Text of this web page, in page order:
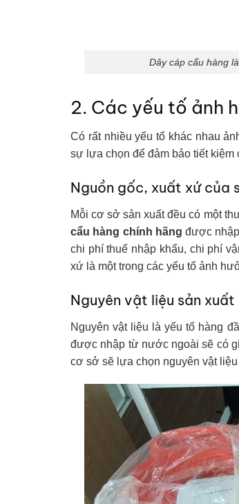
Dây cáp cẩu hàng
2. Các yếu tố ảnh
Có rất nhiều yếu tố khác nhau
sự lựa chọn để đảm bảo tiết kiệm
Nguồn gốc, xuất xứ của
Mỗi cơ sở sản xuất đều có một
cẩu hàng chính hãng được
chi phí thuế nhập khẩu, chi phí
xứ là một trong các yếu tố ảnh
Nguyên vật liệu sản xuất
Nguyên vật liệu là yếu tố hàng
được nhập từ nước ngoài sẽ có
cơ sở sẽ lựa chọn nguyên vật